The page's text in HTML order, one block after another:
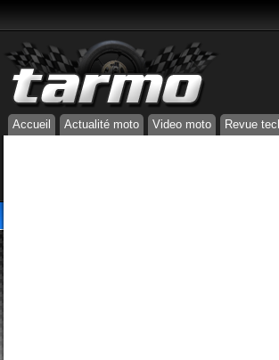
Accueil Actualité moto Video moto Revue